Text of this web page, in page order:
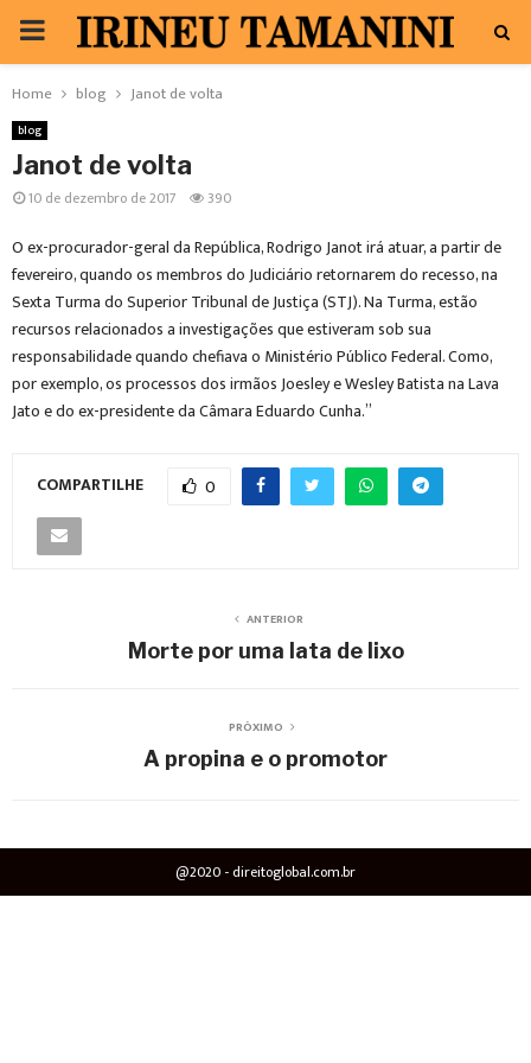
PRIMARY
MENU
Home blog Janot de volta
blog
Janot de volta
10 de dezembro de 2017 390
O ex-procurador-geral da República, Rodrigo Janot irá atuar, a partir de
fevereiro, quando os membros do Judiciário retornarem do recesso, na
Sexta Turma do Superior Tribunal de Justiça (STJ). Na Turma, estão
recursos relacionados a investigações que estiveram sob sua
responsabilidade quando chefiava o Ministério Público Federal. Como,
por exemplo, os processos dos irmãos Joesley e Wesley Batista na Lava
Jato e do ex-presidente da Câmara Eduardo Cunha.”
COMPARTILHE 0
ANTERIOR
Morte por uma lata de lixo
PRÓXIMO
A propina e o promotor
@2020 - direitoglobal.com.br